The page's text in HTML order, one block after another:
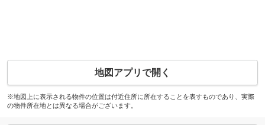
地図アプリで開く
※地図上に表示される物件の位置は付近住所に所在することを表すものであり、実際
の物件所在地とは異なる場合がございます。